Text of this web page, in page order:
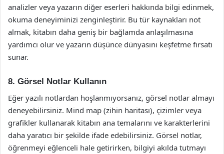
analizler veya yazarın diğer eserleri hakkında bilgi edinmek,
okuma deneyiminizi zenginleştirir. Bu tür kaynakları not
almak, kitabın daha geniş bir bağlamda anlaşılmasına
yardımcı olur ve yazarın düşünce dünyasını keşfetme fırsatı
sunar.
8. Görsel Notlar Kullanın
Eğer yazılı notlardan hoşlanmıyorsanız, görsel notlar almayı
deneyebilirsiniz. Mind map (zihin haritası), çizimler veya
grafikler kullanarak kitabın ana temalarını ve karakterlerini
daha yaratıcı bir şekilde ifade edebilirsiniz. Görsel notlar,
öğrenmeyi eğlenceli hale getirirken, bilgiyi akılda tutmayı